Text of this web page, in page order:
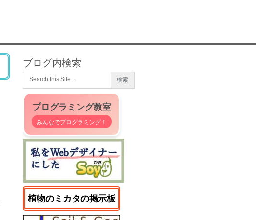
ブログ内検索
プログラミング教室
みんなでプログラミング！
植物のミカタの掲示板